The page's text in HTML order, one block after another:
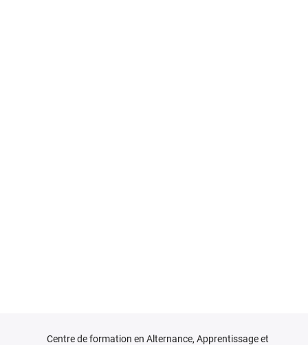
Centre de formation en Alternance, Apprentissage et